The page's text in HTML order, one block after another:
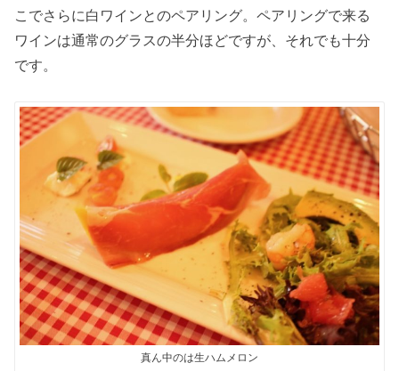
こでさらに白ワインとのペアリング。ペアリングで来る
ワインは通常のグラスの半分ほどですが、それでも十分
です。
真ん中のは生ハムメロン